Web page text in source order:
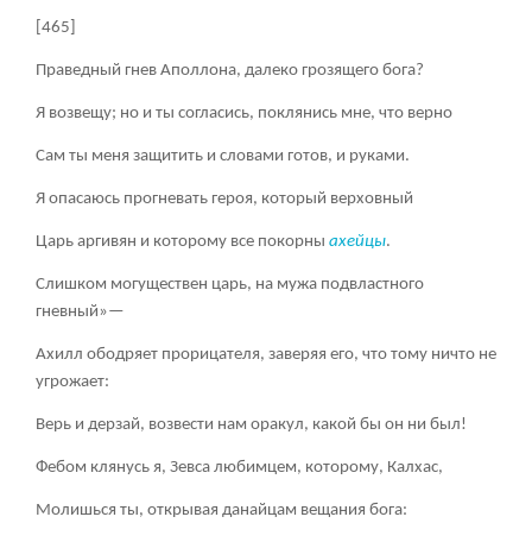
[465]
Праведный гнев Аполлона, далеко грозящего бога?
Я возвещу; но и ты согласись, поклянись мне, что верно
Сам ты меня защитить и словами готов, и руками.
Я опасаюсь прогневать героя, который верховный
Царь аргивян и которому все покорны ахейцы.
Слишком могуществен царь, на мужа подвластного
гневный»—
Ахилл ободряет прорицателя, заверяя его, что тому ничто не
угрожает:
Верь и дерзай, возвести нам оракул, какой бы он ни был!
Фебом клянусь я, Зевса любимцем, которому, Калхас,
Молишься ты, открывая данайцам вещания бога: